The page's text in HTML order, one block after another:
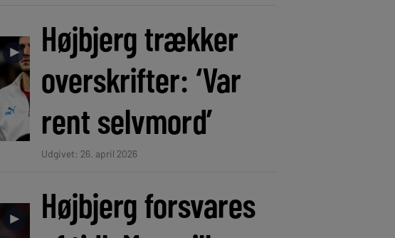
►
Højbjerg trækker
overskrifter: ‘Var
rent selvmord’
Udgivet: 26. april 2026
►
Højbjerg forsvares